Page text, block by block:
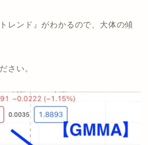
レンド』がわかるので、大体の傾
さい。